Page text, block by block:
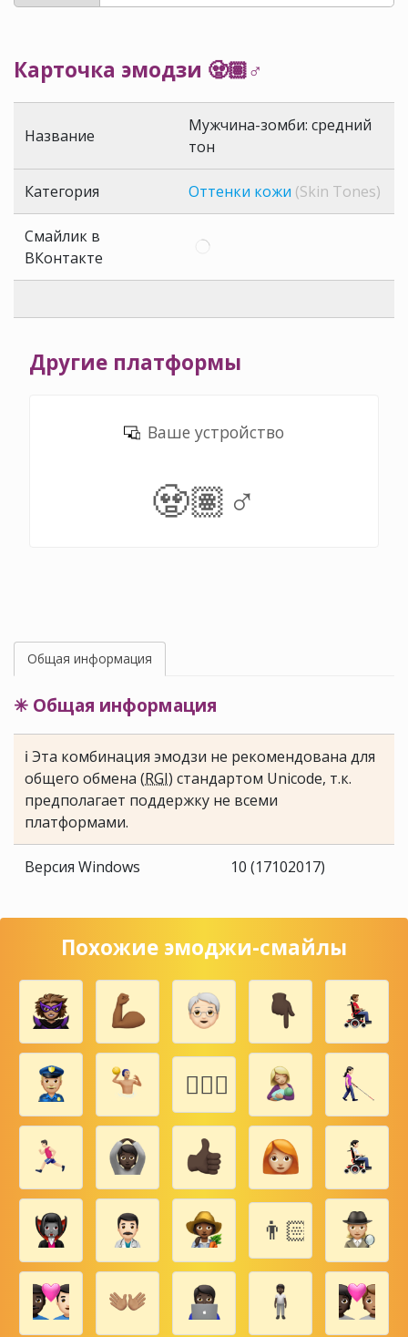
Карточка эмодзи 🧟🏽‍♂️
Название
Мужчина-зомби: средний
тон
Категория Оттенки кожи (Skin Tones)
Смайлик в
ВКонтакте
Другие платформы
Ваше устройство
🧟🏽‍♂️
Общая информация
✳ Общая информация
ℹ Эта комбинация эмодзи не рекомендована для
общего обмена (RGI) стандартом Unicode, т.к.
предполагает поддержку не всеми
платформами.
Версия Windows 10 (17102017)
Похожие эмоджи-смайлы
👨‍❤️‍💋‍👩🏿